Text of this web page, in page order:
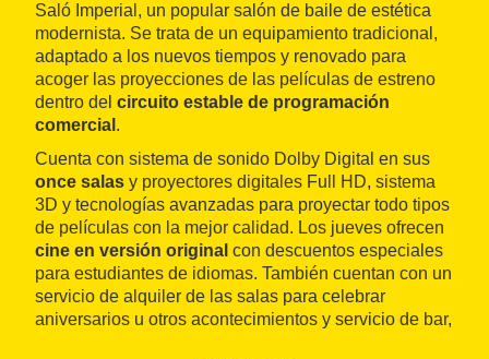
Saló Imperial, un popular salón de baile de estética
modernista. Se trata de un equipamiento tradicional,
adaptado a los nuevos tiempos y renovado para
acoger las proyecciones de las películas de estreno
dentro del circuito estable de programación
comercial .
Cuenta con sistema de sonido Dolby Digital en sus
once salas y proyectores digitales Full HD, sistema
3D y tecnologías avanzadas para proyectar todo tipos
de películas con la mejor calidad. Los jueves ofrecen
cine en versión original con descuentos especiales
para estudiantes de idiomas. También cuentan con un
servicio de alquiler de las salas para celebrar
aniversarios u otros acontecimientos y servicio de bar,